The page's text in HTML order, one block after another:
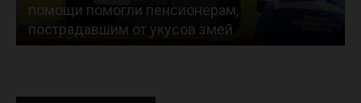
помощи помогли пенсионерам,
пострадавшим от укусов змей